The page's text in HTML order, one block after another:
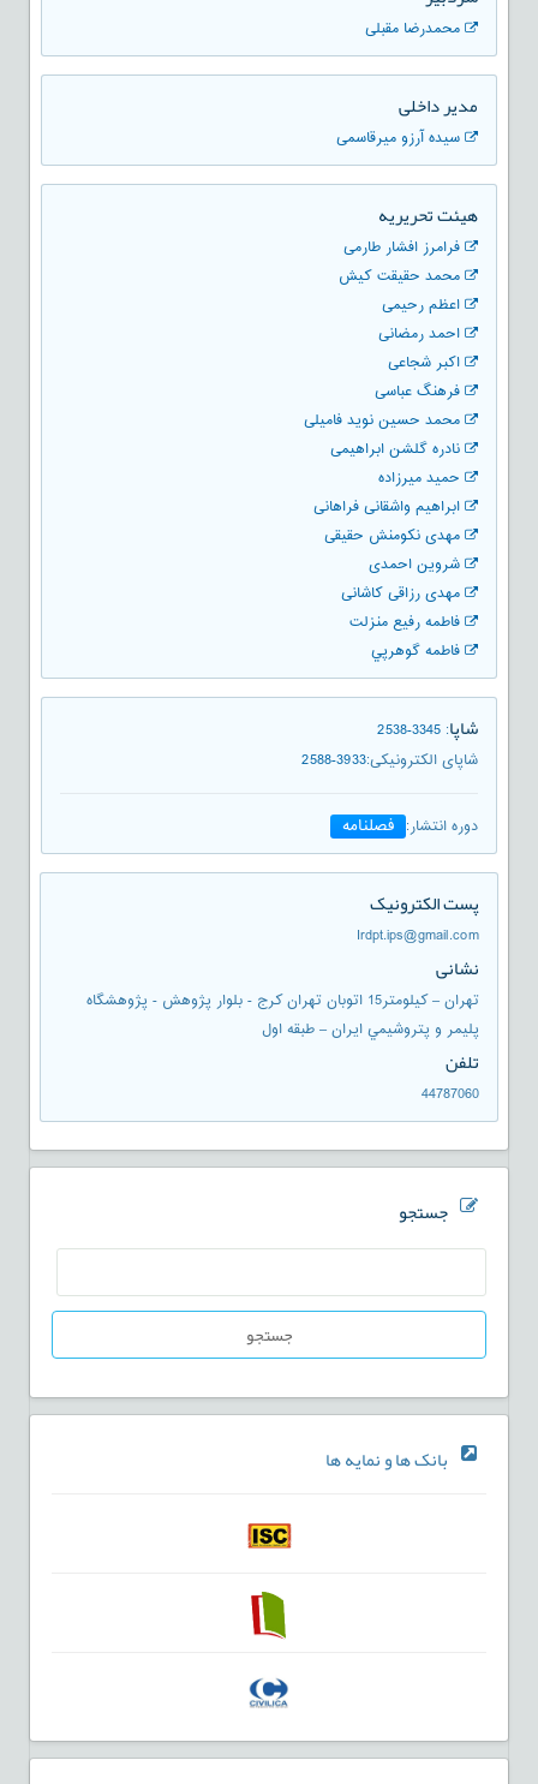
محمدرضا مقبلی
مدیر داخلی
سیده آرزو میرقاسمی
هیئت تحریریه
فرامرز افشار طارمی
محمد حقیقت کیش
اعظم رحیمی
احمد رمضانی
اکبر شجاعی
فرهنگ عباسی
محمد حسین نوید فامیلی
نادره گلشن ابراهیمی
حمید میرزاده
ابراهیم واشقانی فراهانی
مهدی نکومنش حقیقی
شروین احمدی
مهدی رزاقی کاشانی
فاطمه رفیع منزلت
فاطمه گوهرپي
شاپا:
2538-3345
شاپای الکترونیکی:
2588-3933
دوره انتشار: فصلنامه
پست الکترونیک
Irdpt.ips@gmail.com
نشانی
تهران – كيلومتر15 اتوبان تهران كرج - بلوار پژوهش - پژوهشگاه
پليمر و پتروشيمي ايران – طبقه اول
تلفن
44787060
جستجو
جستجو
بانک ها و نمایه ها